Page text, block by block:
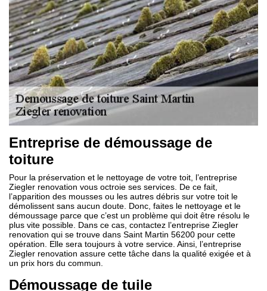
Entreprise de démoussage de
toiture
Pour la préservation et le nettoyage de votre toit, l’entreprise
Ziegler renovation vous octroie ses services. De ce fait,
l’apparition des mousses ou les autres débris sur votre toit le
démolissent sans aucun doute. Donc, faites le nettoyage et le
démoussage parce que c’est un problème qui doit être résolu le
plus vite possible. Dans ce cas, contactez l’entreprise Ziegler
renovation qui se trouve dans Saint Martin 56200 pour cette
opération. Elle sera toujours à votre service. Ainsi, l’entreprise
Ziegler renovation assure cette tâche dans la qualité exigée et à
un prix hors du commun.
Démoussage de tuile